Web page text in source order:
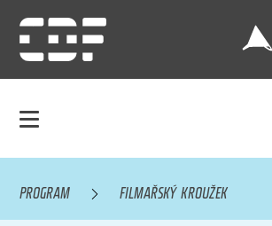
PROGRAM FILMAŘSKÝ KROUŽEK